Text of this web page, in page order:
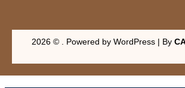
2026 © . Powered by WordPress | By